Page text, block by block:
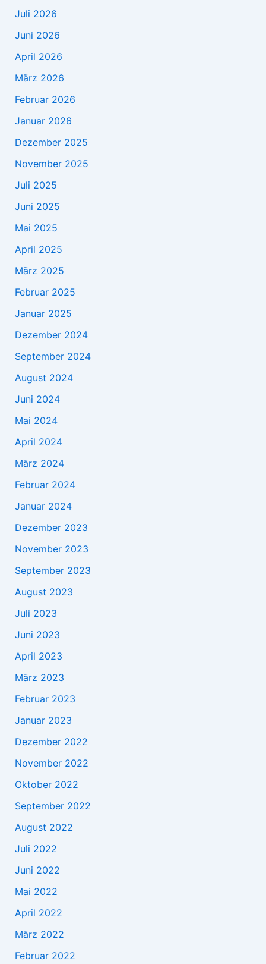
Juli 2026
Juni 2026
April 2026
März 2026
Februar 2026
Januar 2026
Dezember 2025
November 2025
Juli 2025
Juni 2025
Mai 2025
April 2025
März 2025
Februar 2025
Januar 2025
Dezember 2024
September 2024
August 2024
Juni 2024
Mai 2024
April 2024
März 2024
Februar 2024
Januar 2024
Dezember 2023
November 2023
September 2023
August 2023
Juli 2023
Juni 2023
April 2023
März 2023
Februar 2023
Januar 2023
Dezember 2022
November 2022
Oktober 2022
September 2022
August 2022
Juli 2022
Juni 2022
Mai 2022
April 2022
März 2022
Februar 2022